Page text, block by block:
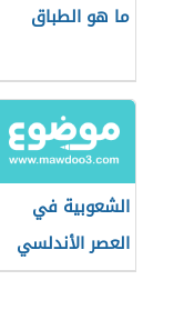
ما هو الطباق
الشعوبية في
العصر الأندلسي